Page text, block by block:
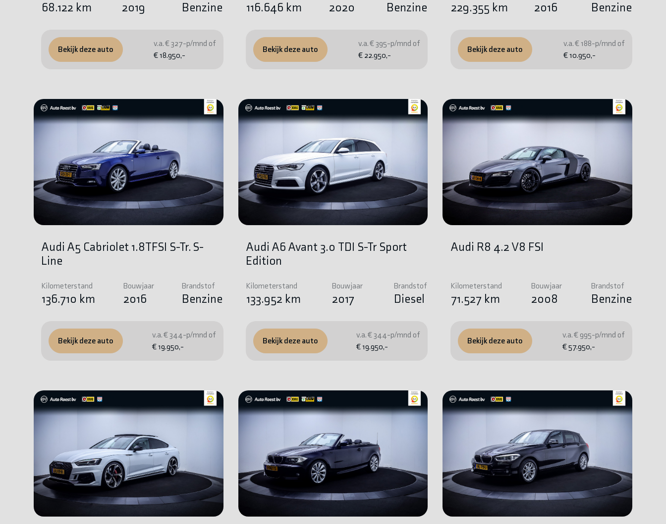
68.122 km 2019 Benzine
v.a. € 327-p/mnd of
€ 18.950,-
Bekijk deze auto
116.646 km 2020 Benzine
v.a. € 395-p/mnd of
€ 22.950,-
Bekijk deze auto
229.355 km 2016 Benzine
v.a. € 188-p/mnd of
€ 10.950,-
Bekijk deze auto
Audi A5 Cabriolet 1.8TFSI S-Tr. S-
Line
Kilometerstand
136.710 km
Bouwjaar
2016
Brandstof
Benzine
v.a. € 344-p/mnd of
€ 19.950,-
Bekijk deze auto
Audi A6 Avant 3.0 TDI S-Tr Sport
Edition
Kilometerstand
133.952 km
Bouwjaar
2017
Brandstof
Diesel
v.a. € 344-p/mnd of
€ 19.950,-
Bekijk deze auto
Audi R8 4.2 V8 FSI
Kilometerstand
71.527 km
Bouwjaar
2008
Brandstof
Benzine
v.a. € 995-p/mnd of
€ 57.950,-
Bekijk deze auto